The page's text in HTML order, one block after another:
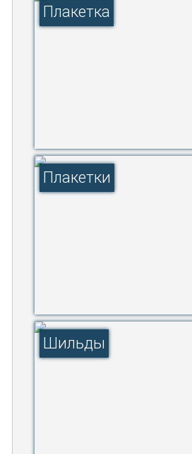
Плакетка
Плакетки
Шильды